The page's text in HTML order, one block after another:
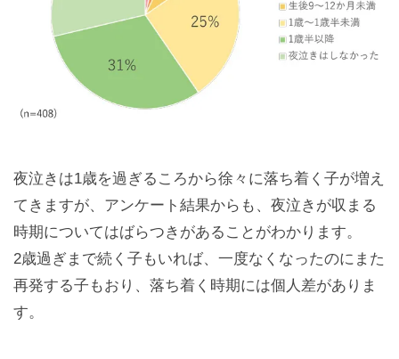
夜泣きは1歳を過ぎるころから徐々に落ち着く子が増え
てきますが、アンケート結果からも、夜泣きが収まる
時期についてはばらつきがあることがわかります。
2歳過ぎまで続く子もいれば、一度なくなったのにまた
再発する子もおり、落ち着く時期には個人差がありま
す。